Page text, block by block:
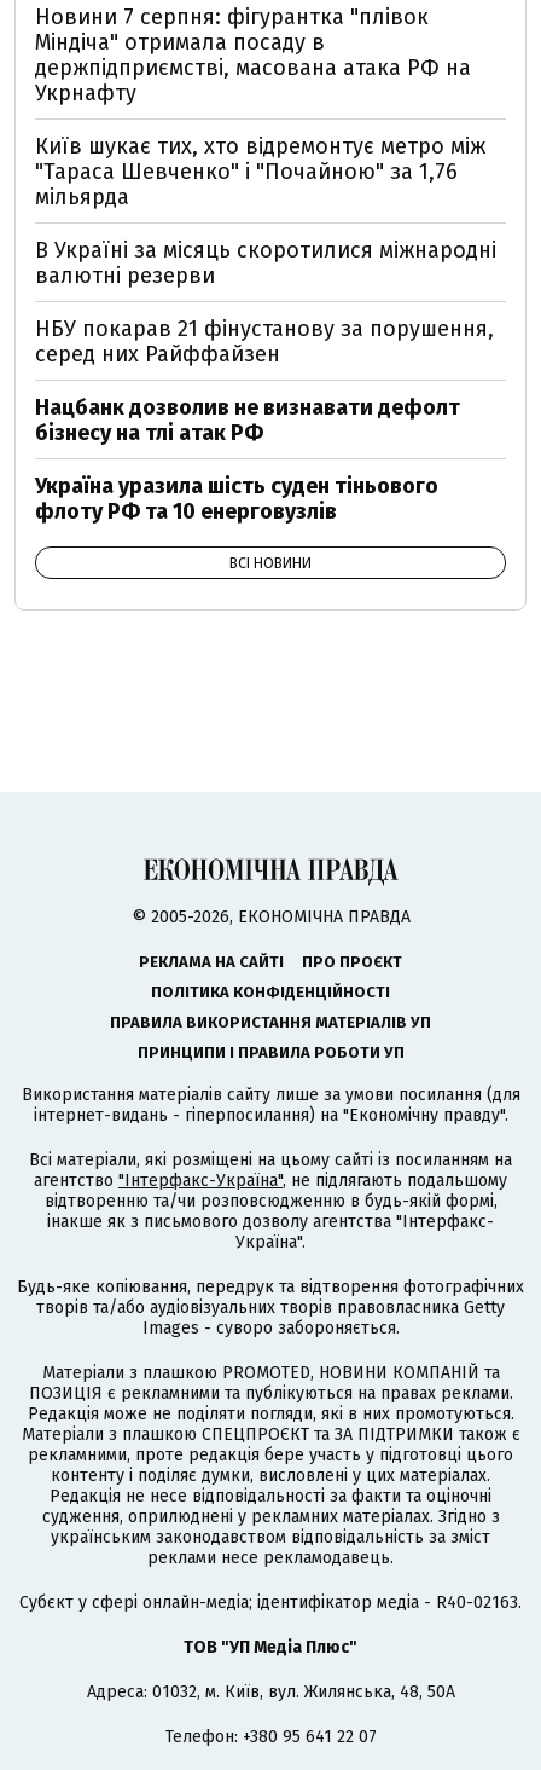
Новини 7 серпня: фігурантка "плівок
Міндіча" отримала посаду в
держпідприємстві, масована атака РФ на
Укрнафту
Київ шукає тих, хто відремонтує метро між
"Тараса Шевченко" і "Почайною" за 1,76
мільярда
В Україні за місяць скоротилися міжнародні
валютні резерви
НБУ покарав 21 фінустанову за порушення,
серед них Райффайзен
Нацбанк дозволив не визнавати дефолт
бізнесу на тлі атак РФ
Україна уразила шість суден тіньового
флоту РФ та 10 енерговузлів
ВСІ НОВИНИ
© 2005-2026, ЕКОНОМІЧНА ПРАВДА
РЕКЛАМА НА САЙТІ
ПРО ПРОЄКТ
ПОЛІТИКА КОНФІДЕНЦІЙНОСТІ
ПРАВИЛА ВИКОРИСТАННЯ МАТЕРІАЛІВ УП
ПРИНЦИПИ І ПРАВИЛА РОБОТИ УП
Використання матеріалів сайту лише за умови посилання (для
інтернет-видань - гіперпосилання) на "Економічну правду".
Всі матеріали, які розміщені на цьому сайті із посиланням на
агентство "Інтерфакс-Україна", не підлягають подальшому
відтворенню та/чи розповсюдженню в будь-якій формі,
інакше як з письмового дозволу агентства "Інтерфакс-
Україна".
Будь-яке копіювання, передрук та відтворення фотографічних
творів та/або аудіовізуальних творів правовласника Getty
Images - суворо забороняється.
Матеріали з плашкою PROMOTED, НОВИНИ КОМПАНІЙ та
ПОЗИЦІЯ є рекламними та публікуються на правах реклами.
Редакція може не поділяти погляди, які в них промотуються.
Матеріали з плашкою СПЕЦПРОЄКТ та ЗА ПІДТРИМКИ також є
рекламними, проте редакція бере участь у підготовці цього
контенту і поділяє думки, висловлені у цих матеріалах.
Редакція не несе відповідальності за факти та оціночні
судження, оприлюднені у рекламних матеріалах. Згідно з
українським законодавством відповідальність за зміст
реклами несе рекламодавець.
Cубєкт у сфері онлайн-медіа; ідентифікатор медіа - R40-02163.
ТОВ "УП Медіа Плюс"
Адреса: 01032, м. Київ, вул. Жилянська, 48, 50А
Телефон: +380 95 641 22 07